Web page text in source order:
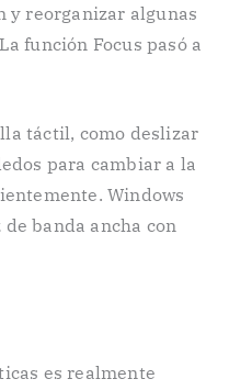
y reorganizar algunas
función Focus pasó a
táctil, como deslizar
para cambiar a la
Windows
banda ancha con
es realmente